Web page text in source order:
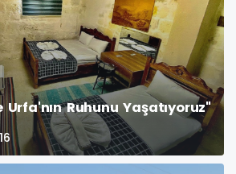
Ruhunu Yaşatıyoruz"